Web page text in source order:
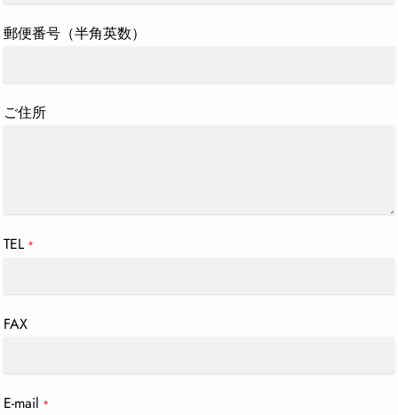
郵便番号（半角英数）
ご住所
TEL *
FAX
E-mail *